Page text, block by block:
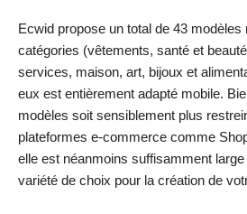
Ecwid propose un total de 43 modèles
catégories (vêtements, santé et
services, maison, art, bijoux et
eux est entièrement adapté mobile.
modèles soit sensiblement plus
plateformes e-commerce comme
elle est néanmoins suffisamment
variété de choix pour la création de